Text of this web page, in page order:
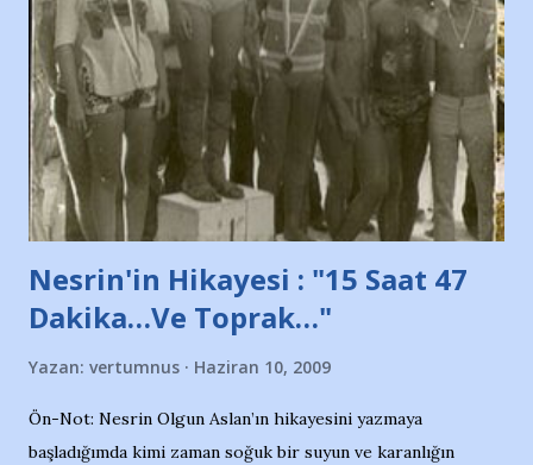
adına açıklama yapan şahsı muhterem(!) ''Açık ve net olarak
söylüyoruz. Bu son uyarımızdır. Bunun yanısıra, bu takımlara
ait tanıtıcı ilanların asılmasına izin veren Bursa Büyükşehir
Belediyesi ile mağazaların bulunduğu alışveriş merkezlerini
de kınıyoruz'' diye de eklemiş .. Blogumuzda okuduğum bu
yazının hemen ardından bu habe...
Nesrin'in Hikayesi : "15 Saat 47
Dakika…Ve Toprak…"
Yazan: vertumnus Haziran 10, 2009
Ön-Not: Nesrin Olgun Aslan’ın hikayesini yazmaya
başladığımda kimi zaman soğuk bir suyun ve karanlığın